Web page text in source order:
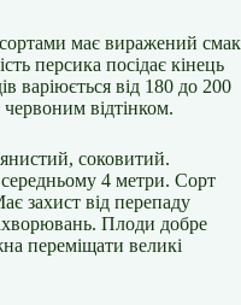
має виражений смак
персика посідає кінець
варіюється від 180 до 200
відтінком.
соковитий.
4 метри. Сорт
захист від перепаду
Плоди добре
переміщати великі